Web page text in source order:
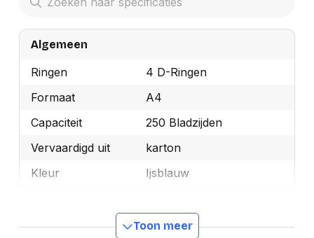
Algemeen
Ringen
4 D-Ringen
Formaat
A4
Capaciteit
250 Bladzijden
Vervaardigd uit
karton
Kleur
Ijsblauw
Merk
Leitz
Toon meer